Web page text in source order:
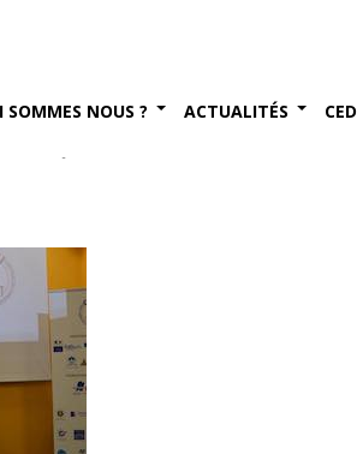
SOMMES NOUS ? ACTUALITÉS CED
le Cercle
des invalides et